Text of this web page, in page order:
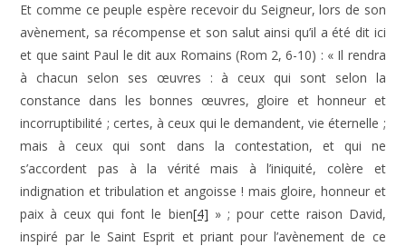
Et comme ce peuple espère recevoir du Seigneur, lors de son
avènement, sa récompense et son salut ainsi qu’il a été dit ici
et que saint Paul le dit aux Romains (Rom 2, 6-10) : « Il rendra
à chacun selon ses œuvres : à ceux qui sont selon la
constance dans les bonnes œuvres, gloire et honneur et
incorruptibilité ; certes, à ceux qui le demandent, vie éternelle ;
mais à ceux qui sont dans la contestation, et qui ne
s’accordent pas à la vérité mais à l’iniquité, colère et
indignation et tribulation et angoisse ! mais gloire, honneur et
paix à ceux qui font le bien[4] » ; pour cette raison David,
inspiré par le Saint Esprit et priant pour l’avènement de ce